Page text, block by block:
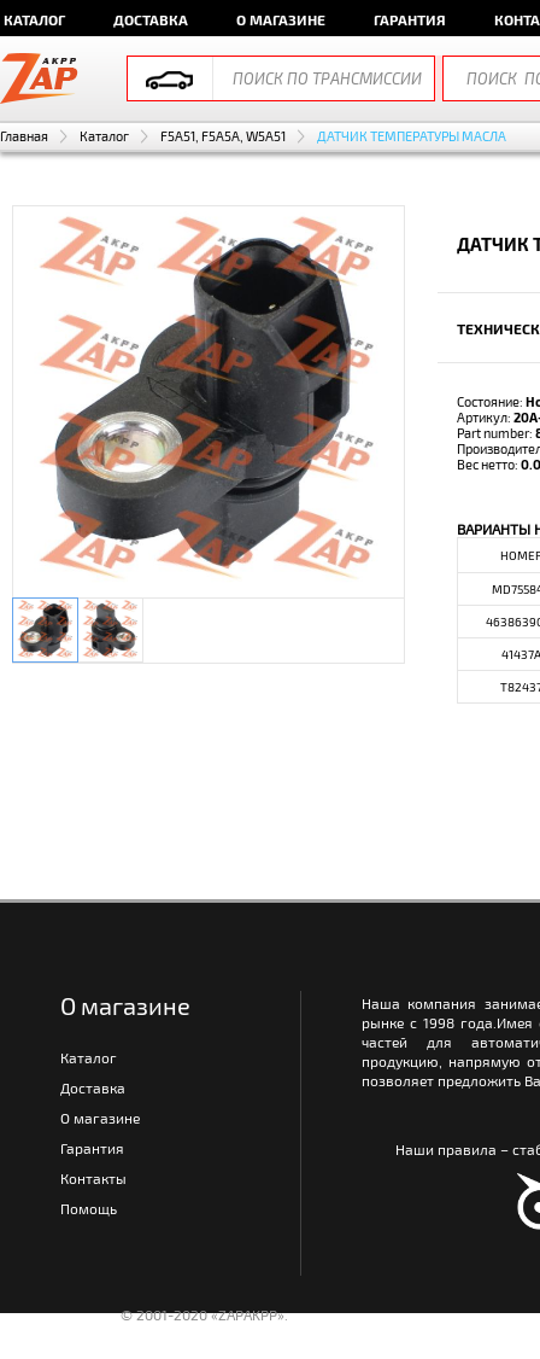
КАТАЛОГ ДОСТАВКА О МАГАЗИНЕ ГАРАНТИЯ
Главная Каталог F5A51, F5A5A, W5A51 ДАТЧИК ТЕМПЕРАТУРЫ МАСЛА
ДАТЧИК
Состояние:
Артикул:
Part number:
Вес нетто:
ВАРИАНТЫ
41437A
О магазине
Каталог
Доставка
О магазине
Гарантия
Контакты
Помощь
Наша компания
рынке с 1998
частей для
продукцию, напрямую
позволяет предложить
Наши правила –
© 2001-2020 «ZAPAKPP».